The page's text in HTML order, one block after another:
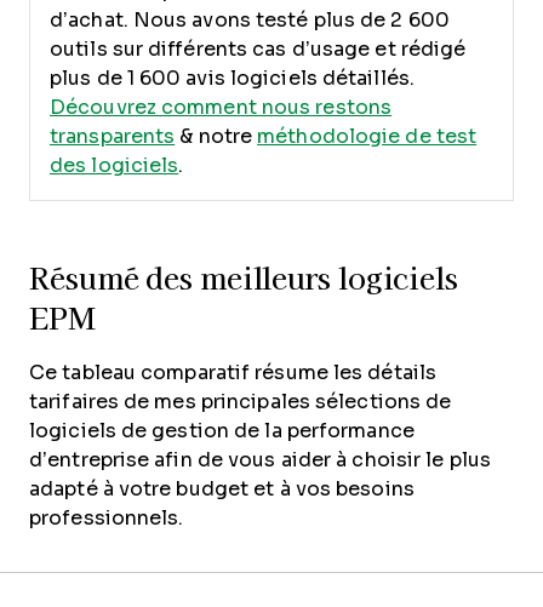
d’achat. Nous avons testé plus de 2 600
outils sur différents cas d’usage et rédigé
plus de 1 600 avis logiciels détaillés.
Découvrez comment nous restons
transparents & notre méthodologie de test
des logiciels.
Résumé des meilleurs logiciels
EPM
Ce tableau comparatif résume les détails
tarifaires de mes principales sélections de
logiciels de gestion de la performance
d’entreprise afin de vous aider à choisir le plus
adapté à votre budget et à vos besoins
professionnels.